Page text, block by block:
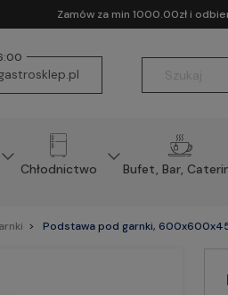
Zamów za min 1000.00zł i
Chłodnictwo Bufet, Bar,
Podstawa pod garnki,